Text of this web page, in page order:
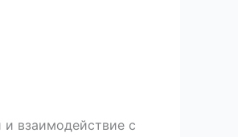
и взаимодействие с